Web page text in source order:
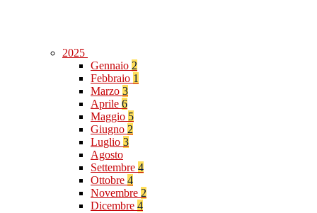
2025
Gennaio 2
Febbraio 1
Marzo 3
Aprile 6
Maggio 5
Giugno 2
Luglio 3
Agosto
Settembre 4
Ottobre 4
Novembre 2
Dicembre 4